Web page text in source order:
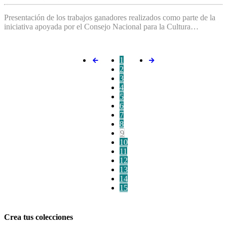
Presentación de los trabajos ganadores realizados como parte de la
iniciativa apoyada por el Consejo Nacional para la Cultura…
1
2
3
4
5
6
7
8
9
10
11
12
13
14
15
Crea tus colecciones